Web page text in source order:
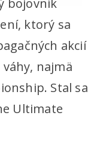
ktorý sa
akcií
najmä
Stal sa
Ultimate